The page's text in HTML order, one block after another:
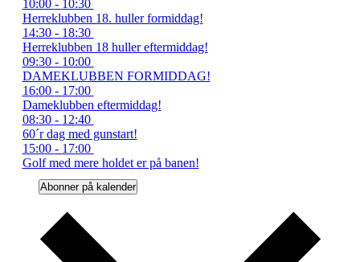
18,
2026
2026
tirsdag,
maj
19,
2026
May
19,
2026
10:00 - 10:30
Herreklubben 18. huller formiddag!
May
19,
2026
14:30 - 18:30
Herreklubben 18 huller eftermiddag!
onsdag,
maj
20,
2026
May
20,
2026
09:30 - 10:00
DAMEKLUBBEN FORMIDDAG!
May
20,
2026
16:00 - 17:00
Dameklubben eftermiddag!
torsdag,
maj
21,
2026
May
21,
2026
08:30 - 12:40
60´r dag med gunstart!
fredag,
maj
22,
No
events
this
lørdag,
maj
23,
No
events
this
søndag,
maj
24,
May
24,
2026
15:00 - 17:00
Golf med mere holdet er på banen!
Abonner på kalender